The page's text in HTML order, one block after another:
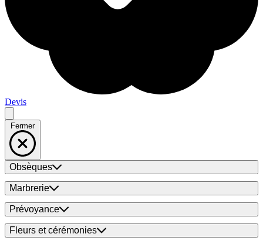
Devis
Fermer
Obsèques
Marbrerie
Prévoyance
Fleurs et cérémonies